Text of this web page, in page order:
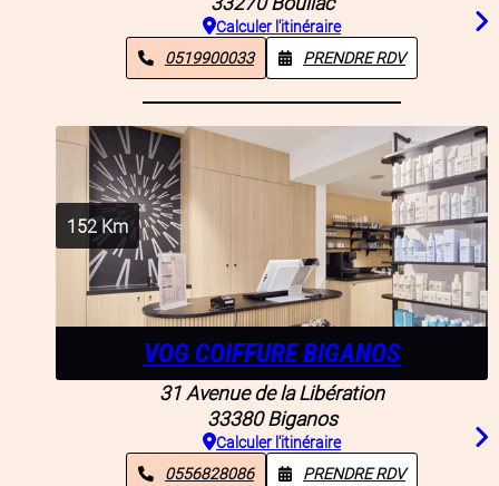
Calculer l'itinéraire
0519900033
PRENDRE RDV
152Km
VOG COIFFURE BIGANOS
31 Avenue de la Libération
33380 Biganos
Calculer l'itinéraire
0556828086
PRENDRE RDV